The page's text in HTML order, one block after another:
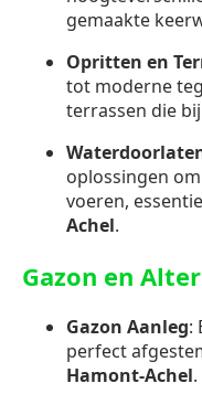
gemaakte
Opritten en
tot moderne
terrassen die
oplossingen
voeren,
Achel.
Gazon en
Gazon Aanleg:
perfect
Hamont-Achel.